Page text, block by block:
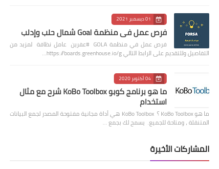
01 ديسمبر 2021
فرص عمل في منظمة Goal شمال حلب وإدلب
فرص عمل في منظمة GOLA #عفرين عامل نظافة لمزيد من
التفاصيل وللتقديم على الرابط التالي https://boards.greenhouse.io/g…
04 أكتوبر 2020
ما هو برنامج كوبو KoBo Toolbox شرح مع مثال
استخدام
ما هو KoBo Toolbox ؟ KoBo Toolbox هي أداة مجانية مفتوحة المصدر لجمع البيانات
المتنقلة ، ومتاحة للجميع. يسمح لك بجمع …
المشاركات الأخيرة